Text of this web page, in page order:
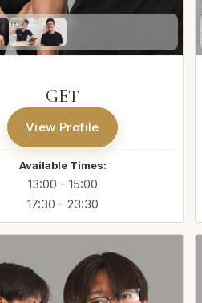
GET
View Profile
Available Times:
13:00 - 15:00
17:30 - 23:30